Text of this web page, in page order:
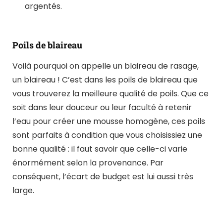
argentés.
Poils de blaireau
Voilà pourquoi on appelle un blaireau de rasage,
un blaireau ! C’est dans les poils de blaireau que
vous trouverez la meilleure qualité de poils. Que ce
soit dans leur douceur ou leur faculté à retenir
l’eau pour créer une mousse homogène, ces poils
sont parfaits à condition que vous choisissiez une
bonne qualité : il faut savoir que celle-ci varie
énormément selon la provenance. Par
conséquent, l’écart de budget est lui aussi très
large.